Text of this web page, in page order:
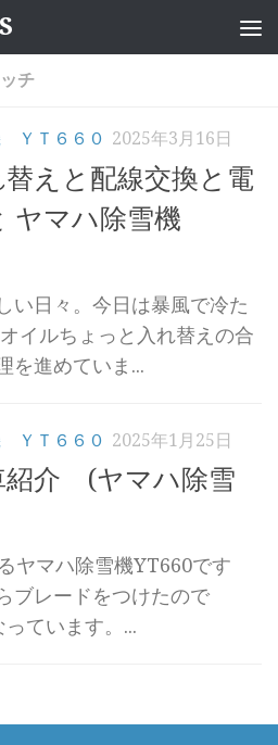
チ
ＹＴ６６０ 2025年3月16日
えと配線交換と電
ヤマハ除雪機
い日々。今日は暴風で冷た
イルちょっと入れ替えの合
を進めていま...
ＹＴ６６０ 2025年1月25日
紹介 (ヤマハ除雪
ヤマハ除雪機YT660です
ブレードをつけたので
ています。...